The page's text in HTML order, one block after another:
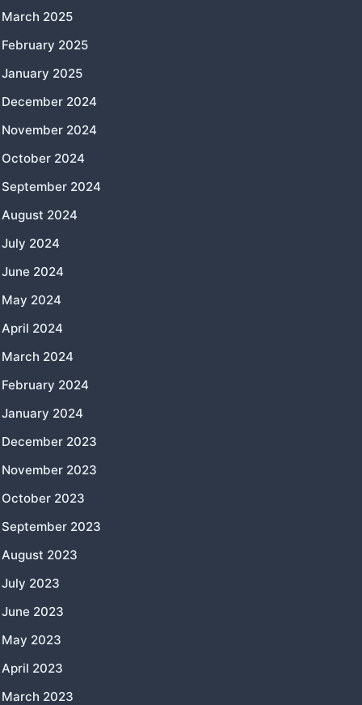
March 2025
February 2025
January 2025
December 2024
November 2024
October 2024
September 2024
August 2024
July 2024
June 2024
May 2024
April 2024
March 2024
February 2024
January 2024
December 2023
November 2023
October 2023
September 2023
August 2023
July 2023
June 2023
May 2023
April 2023
March 2023